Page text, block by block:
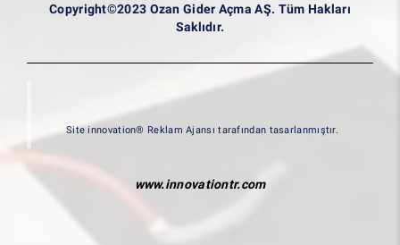
Copyright©2023 Ozan Gider Açma AŞ. Tüm Hakları
Saklıdır.
Site innovation® Reklam Ajansı tarafından tasarlanmıştır.
www.innovationtr.com